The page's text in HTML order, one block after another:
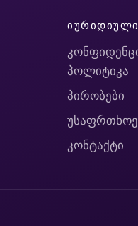
პოლიტიკა
პირობები
კონტაქტი